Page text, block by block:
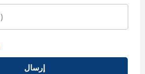
إرسال